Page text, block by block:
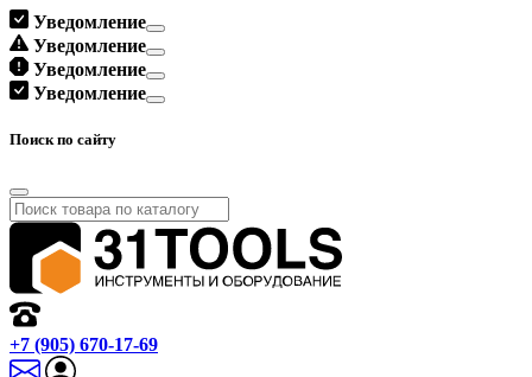
Уведомление
Уведомление
Уведомление
Уведомление
Поиск по сайту
+7 (905) 670-17-69